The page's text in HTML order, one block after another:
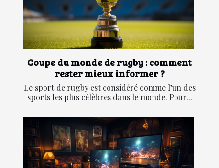
Coupe du monde de rugby : comment
rester mieux informer ?
Le sport de rugby est considéré comme l’un des
sports les plus célèbres dans le monde. Pour...